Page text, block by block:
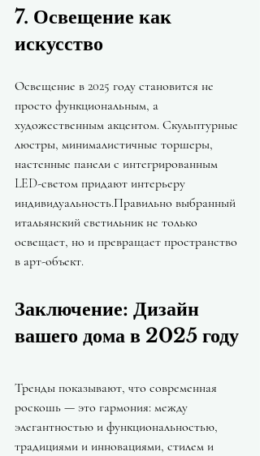
7. Освещение как
искусство
Освещение в 2025 году становится не
просто функциональным, а
художественным акцентом. Скульптурные
люстры, минималистичные торшеры,
настенные панели с интегрированным
LED-светом придают интерьеру
индивидуальность.Правильно выбранный
итальянский светильник не только
освещает, но и превращает пространство
в арт-объект.
Заключение: Дизайн
вашего дома в 2025 году
Тренды показывают, что современная
роскошь — это гармония: между
элегантностью и функциональностью,
традициями и инновациями, стилем и